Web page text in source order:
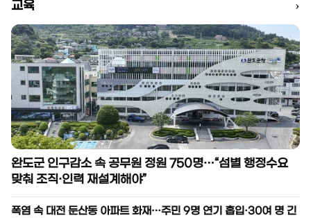
교육 ›
완도군 인구감소 속 공무원 정원 750명…“섬별 행정수요
맞춰 조직·인력 재설계해야”
폭염 속 대전 둔산동 아파트 화재…주민 9명 연기 흡입·30여 명 긴